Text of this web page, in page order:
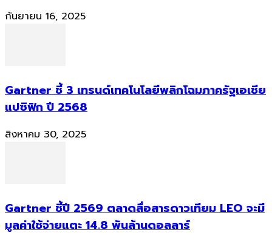
กันยายน 16, 2025
Gartner ชี้ 3 เทรนด์เทคโนโลยีพลิกโฉมภาครัฐเอเชีย
แปซิฟิก ปี 2568
สิงหาคม 30, 2025
Gartner ชี้ปี 2569 ตลาดสื่อสารดาวเทียม LEO จะมี
มูลค่าใช้จ่ายแตะ 14.8 พันล้านดอลลาร์